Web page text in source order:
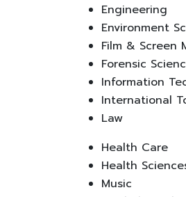
Engineering
Environment
Film & Screen
Forensic
Information
International
Law
Health Care
Health
Music